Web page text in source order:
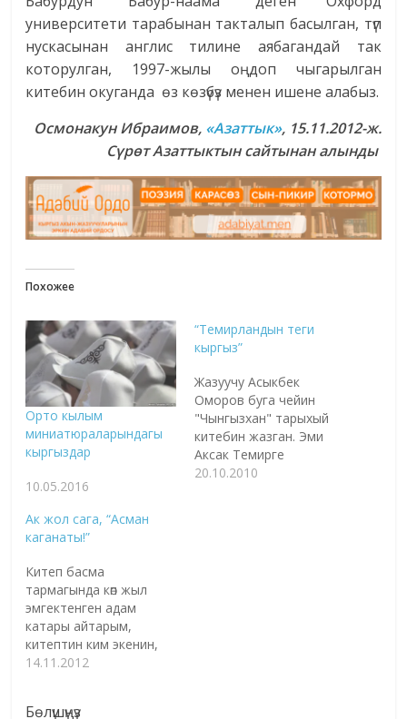
университети тарабынан такталып басылган, түп
нускасынан англис тилине аябагандай так
которулган, 1997-жылы оңдоп чыгарылган
китебин окуганда өз көзүбүз менен ишене алабыз.
Осмонакун Ибраимов, «Азаттык», 15.11.2012-ж.
Сүрөт Азаттыктын сайтынан алынды
Похожее
Орто кылым
миниатюраларындагы
кыргыздар
10.05.2016
“Темирландын теги
кыргыз”
Жазуучу Асыкбек
Оморов буга чейин
"Чынгызхан" тарыхый
китебин жазган. Эми
Аксак Темирге
"асылып" "Темирлан"
20.10.2010
Ак жол сага, “Асман
каганаты!”
Китеп басма
тармагында көп жыл
эмгектенген адам
катары айтарым,
китептин ким экенин,
ооба, ким экенин сүйлөй
14.11.2012
Бөлүшүңүз